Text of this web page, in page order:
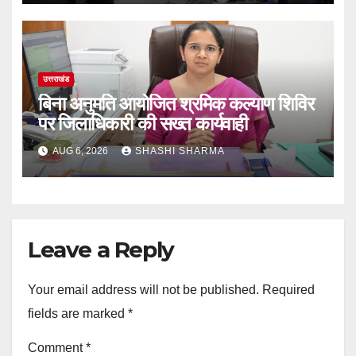
उत्तराखंड
बिना अनुमति आयोजित श्रमिक कल्याण शिविर
पर जिलाधिकारी की सख्त कार्यवाही
AUG 6, 2026 SHASHI SHARMA
Leave a Reply
Your email address will not be published. Required
fields are marked *
Comment*